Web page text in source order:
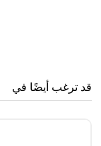
قد ترغب أيضًا في